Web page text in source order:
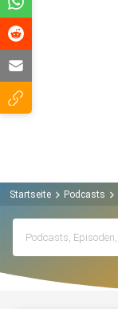
Startseite Podcasts